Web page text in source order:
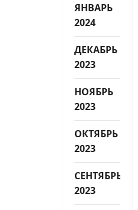
ЯНВАРЬ
2024
ДЕКАБРЬ
2023
НОЯБРЬ
2023
ОКТЯБРЬ
2023
СЕНТЯБРЬ
2023